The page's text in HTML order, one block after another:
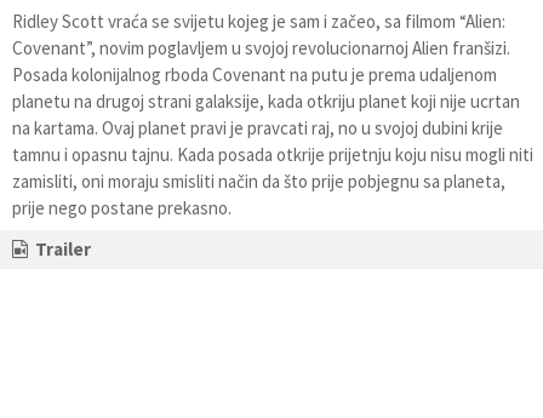
Ridley Scott vraća se svijetu kojeg je sam i začeo, sa filmom “Alien:
Covenant”, novim poglavljem u svojoj revolucionarnoj Alien franšizi.
Posada kolonijalnog rboda Covenant na putu je prema udaljenom
planetu na drugoj strani galaksije, kada otkriju planet koji nije ucrtan
na kartama. Ovaj planet pravi je pravcati raj, no u svojoj dubini krije
tamnu i opasnu tajnu. Kada posada otkrije prijetnju koju nisu mogli niti
zamisliti, oni moraju smisliti način da što prije pobjegnu sa planeta,
prije nego postane prekasno.
Trailer